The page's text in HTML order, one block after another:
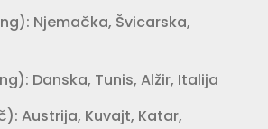
Njemačka, Švicarska,
Danska, Tunis, Alžir, Italija
Austrija, Kuvajt, Katar,